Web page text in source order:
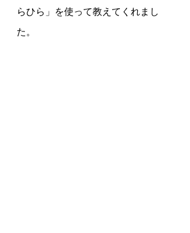
らひら」を使って教えてくれまし
た。